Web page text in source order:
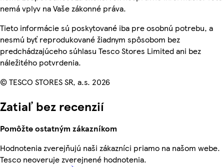
nemá vplyv na Vaše zákonné práva.
Tieto informácie sú poskytované iba pre osobnú potrebu, a
nesmú byť reprodukované žiadnym spôsobom bez
predchádzajúceho súhlasu Tesco Stores Limited ani bez
náležitého potvrdenia.
© TESCO STORES SR, a.s. 2026
Zatiaľ bez recenzií
Pomôžte ostatným zákazníkom
Hodnotenia zverejňujú naši zákazníci priamo na našom webe.
Tesco neoveruje zverejnené hodnotenia.